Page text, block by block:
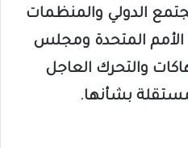
الدولي والمنظمات
الأمم المتحدة ومجلس
والتحرك العاجل
بشأنها.